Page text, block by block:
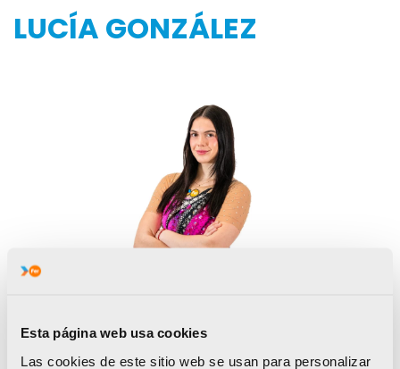
Esta página web usa cookies
Las cookies de este sitio web se usan para personalizar
LUCÍA GONZÁLEZ